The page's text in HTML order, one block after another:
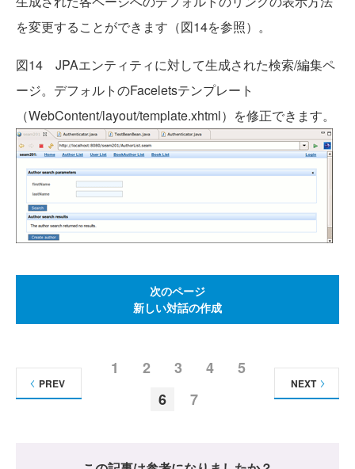
を変更することができます（図14を参照）。
図14 JPAエンティティに対して生成された検索/編集ペ
ージ。デフォルトのFaceletsテンプレート
（WebContent/layout/template.xhtml）を修正できます。
次のページ
新しい対話の作成
1 2 3 4
5
6
7
PREV NEXT